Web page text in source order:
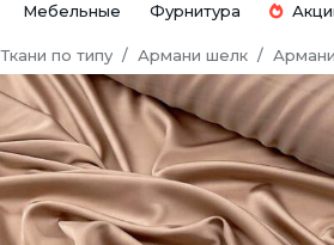
Мебельные Фурнитура
Ткани по типу Армани шелк